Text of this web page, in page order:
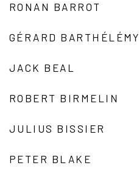
RONAN BARROT
GÉRARD BARTHÉLÉMY
JACK BEAL
ROBERT BIRMELIN
JULIUS BISSIER
PETER BLAKE